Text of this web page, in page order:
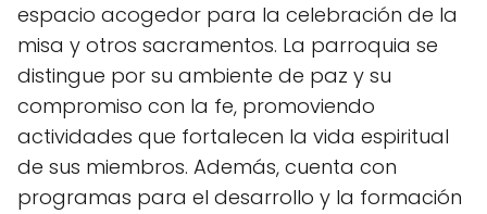
espacio acogedor para la celebración de la
misa y otros sacramentos. La parroquia se
distingue por su ambiente de paz y su
compromiso con la fe, promoviendo
actividades que fortalecen la vida espiritual
de sus miembros. Además, cuenta con
programas para el desarrollo y la formación